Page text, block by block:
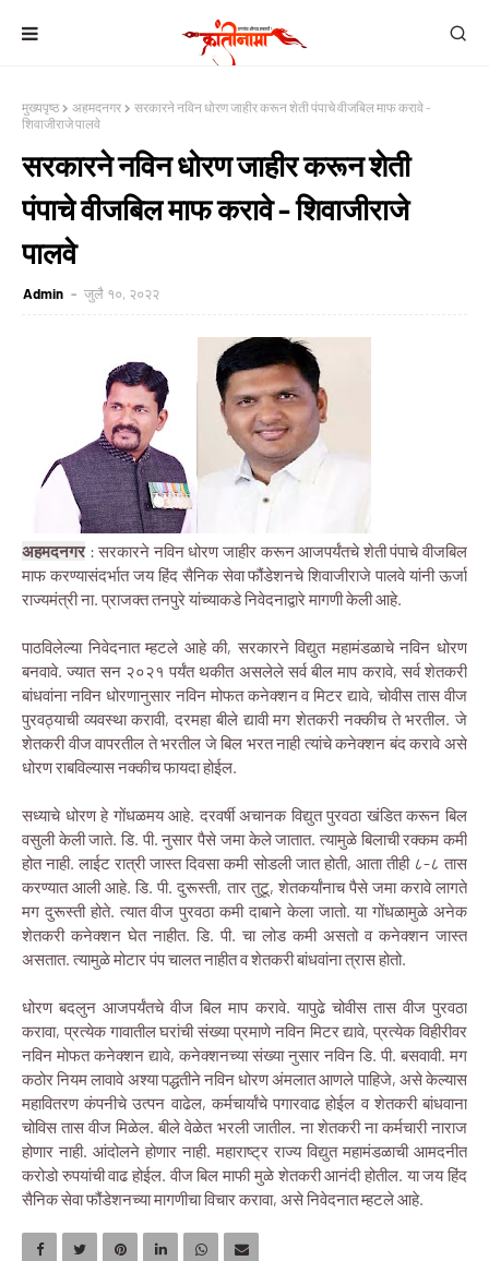
मुख्यपृष्ठ अहमदनगर
सरकारने नविन धोरण जाहीर करून शेती पंपाचे वीजबिल माफ करावे -
शिवाजीराजे पालवे
सरकारने नविन धोरण जाहीर करून शेती
पंपाचे वीजबिल माफ करावे - शिवाजीराजे
पालवे
Admin जुलै १०, २०२२
अहमदनगर: सरकारने नविन धोरण जाहीर करून आजपर्यंतचे शेती पंपाचे वीजबिल
माफ करण्यासंदर्भात जय हिंद सैनिक सेवा फौंडेशनचे शिवाजीराजे पालवे यांनी ऊर्जा
राज्यमंत्री ना. प्राजक्त तनपुरे यांच्याकडे निवेदनाद्वारे मागणी केली आहे.
पाठविलेल्या निवेदनात म्हटले आहे की, सरकारने विद्युत महामंडळाचे नविन धोरण
बनवावे. ज्यात सन २०२१ पर्यंत थकीत असलेले सर्व बील माप करावे, सर्व शेतकरी
बांधवांना नविन धोरणानुसार नविन मोफत कनेक्शन व मिटर द्यावे, चोवीस तास वीज
पुरवठ्याची व्यवस्था करावी, दरमहा बीले द्यावी मग शेतकरी नक्कीच ते भरतील. जे
शेतकरी वीज वापरतील ते भरतील जे बिल भरत नाही त्यांचे कनेक्शन बंद करावे असे
धोरण राबविल्यास नक्कीच फायदा होईल.
सध्याचे धोरण हे गोंधळमय आहे. दरवर्षी अचानक विद्युत पुरवठा खंडित करून बिल
वसुली केली जाते. डि. पी. नुसार पैसे जमा केले जातात. त्यामुळे बिलाची रक्कम कमी
होत नाही. लाईट रात्री जास्त दिवसा कमी सोडली जात होती, आता तीही ८-८ तास
करण्यात आली आहे. डि. पी. दुरूस्ती, तार तुटू, शेतकर्यांनाच पैसे जमा करावे लागते
मग दुरूस्ती होते. त्यात वीज पुरवठा कमी दाबाने केला जातो. या गोंधळामुळे अनेक
शेतकरी कनेक्शन घेत नाहीत. डि. पी. चा लोड कमी असतो व कनेक्शन जास्त
असतात. त्यामुळे मोटार पंप चालत नाहीत व शेतकरी बांधवांना त्रास होतो.
धोरण बदलुन आजपर्यंतचे वीज बिल माप करावे. यापुढे चोवीस तास वीज पुरवठा
करावा, प्रत्येक गावातील घरांची संख्या प्रमाणे नविन मिटर द्यावे, प्रत्येक विहीरीवर
नविन मोफत कनेक्शन द्यावे, कनेक्शनच्या संख्या नुसार नविन डि. पी. बसवावी. मग
कठोर नियम लावावे अश्या पद्धतीने नविन धोरण अंमलात आणले पाहिजे, असे केल्यास
महावितरण कंपनीचे उत्पन वाढेल, कर्मचार्यांचे पगारवाढ होईल व शेतकरी बांधवाना
चोविस तास वीज मिळेल. बीले वेळेत भरली जातील. ना शेतकरी ना कर्मचारी नाराज
होणार नाही. आंदोलने होणार नाही. महाराष्ट्र राज्य विद्युत महामंडळाची आमदनीत
करोडो रुपयांची वाढ होईल. वीज बिल माफी मुळे शेतकरी आनंदी होतील. या जय हिंद
सैनिक सेवा फौंडेशनच्या मागणीचा विचार करावा, असे निवेदनात म्हटले आहे.